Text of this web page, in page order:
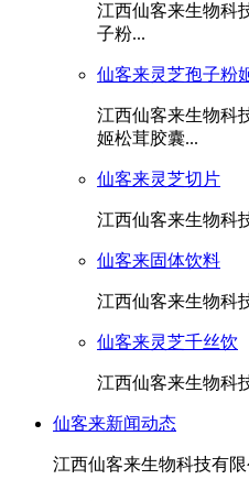
江西仙客来生物科
子粉...
仙客来灵芝孢子粉
江西仙客来生物科
姬松茸胶囊...
仙客来灵芝切片
江西仙客来生物科
仙客来固体饮料
江西仙客来生物科
仙客来灵芝千丝饮
江西仙客来生物科
仙客来新闻动态
江西仙客来生物科技有